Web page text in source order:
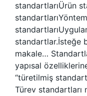
standartlarıÜrün
standartlar.İsteğe
makale…
yapısal
“türetilmiş
Türev standartları